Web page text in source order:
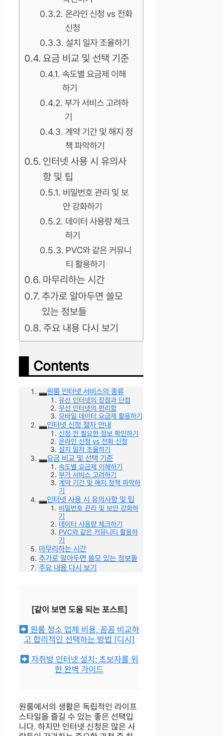
온라인 신청 vs 전화
신청
설치 일자 조율하기
요금 비교 및 선택 기준
속도별 요금제 이해
하기
부가 서비스 고려하
기
계약 기간 및 해지 정
책 파악하기
인터넷 사용 시 유의사
항 및 팁
비밀번호 관리 및 보
안 강화하기
데이터 사용량 체크
하기
PVC와 같은 커뮤니
티 활용하기
마무리하는 시간
추가로 알아두면 쓸모
있는 정보들
주요 내용 다시 보기
Contents
원룸 인터넷 서비스의 종류
유선 인터넷의 장점과 단점
무선 인터넷의 편리함
모바일 데이터 요금제 활용하기
인터넷 신청 절차 안내
신청 전 필요한 정보 확인하기
온라인 신청 vs 전화 신청
설치 일자 조율하기
요금 비교 및 선택 기준
속도별 요금제 이해하기
부가 서비스 고려하기
계약 기간 및 해지 정책 파악하
기
인터넷 사용 시 유의사항 및 팁
비밀번호 관리 및 보안 강화하
기
데이터 사용량 체크하기
PVC와 같은 커뮤니티 활용하
기
마무리하는 시간
추가로 알아두면 쓸모 있는 정보들
주요 내용 다시 보기
[같이 보면 도움 되는 포스트]
원룸 청소 업체 비용, 꼼꼼 비교하
고 합리적인 선택하는 방법 [디시]
자취방 인터넷 설치: 초보자를 위
한 완벽 가이드
원룸에서의 생활은 독립적인 라이프
스타일을 즐길 수 있는 좋은 선택입
니다. 하지만 인터넷 신청은 많은 사